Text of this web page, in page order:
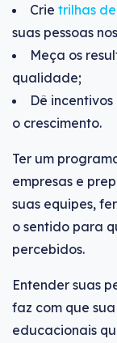
Crie trilhas
suas pessoas
Meça os
qualidade;
Dê
o crescimento.
Ter um
empresas e
suas equipes,
o sentido para
percebidos.
Entender suas
faz com que
educacionais